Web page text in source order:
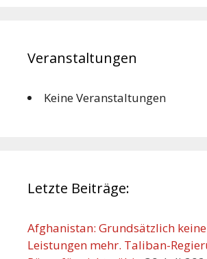
Veranstaltungen
Keine Veranstaltungen
Letzte Beiträge:
Afghanistan: Grundsätzlich
Leistungen mehr. Taliban-